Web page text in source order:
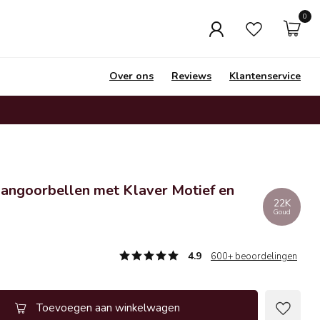
0
Over ons Reviews Klantenservice
met Klaver Motief en
22K
Goud
4.9 600+ beoordelingen
Toevoegen aan winkelwagen